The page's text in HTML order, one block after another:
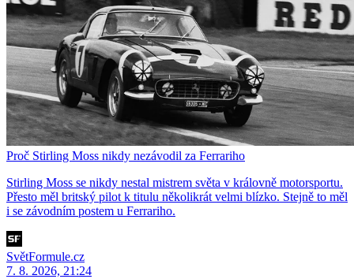
Proč Stirling Moss nikdy nezávodil za Ferrariho
Stirling Moss se nikdy nestal mistrem světa v královně motorsportu.
Přesto měl britský pilot k titulu několikrát velmi blízko. Stejně to měl
i se závodním postem u Ferrariho.
SvětFormule.cz
7. 8. 2026, 21:24